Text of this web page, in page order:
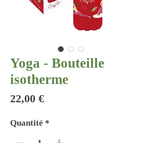
Yoga - Bouteille
isotherme
22,00 €Prix
Quantité *